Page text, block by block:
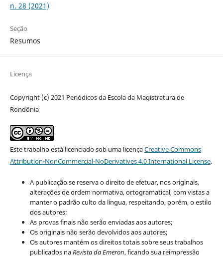
n. 28 (2021)
Seção
Resumos
Licença
Copyright (c) 2021 Periódicos da Escola da Magistratura de
Rondônia
Este trabalho está licenciado sob uma licençaCreative Commons
Attribution-NonCommercial-NoDerivatives 4.0 International License.
A publicação se reserva o direito de efetuar, nos originais,
alterações de ordem normativa, ortogramatical, com vistas a
manter o padrão culto da língua, respeitando, porém, o estilo
dos autores;
As provas finais não serão enviadas aos autores;
Os originais não serão devolvidos aos autores;
Os autores mantém os direitos totais sobre seus trabalhos
publicados naRevista da Emeron, ficando sua reimpressão